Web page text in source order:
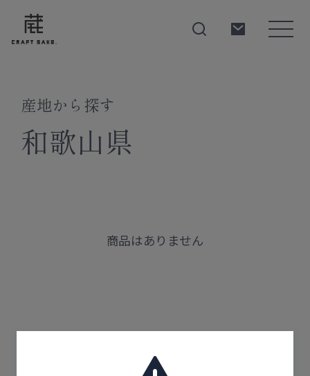
Producers
JA EN
産地から探す
和歌山県
商品はありません
和歌山県